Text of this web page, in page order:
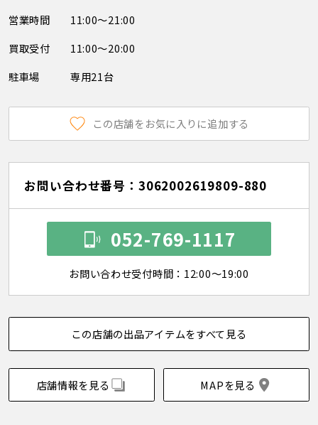
営業時間
11:00～21:00
買取受付
11:00～20:00
駐車場
専用21台
この店舗をお気に入りに追加する
お問い合わせ番号：3062002619809-880
052-769-1117
お問い合わせ受付時間：12:00～19:00
この店舗の出品アイテムをすべて見る
店舗情報を見る MAPを見る